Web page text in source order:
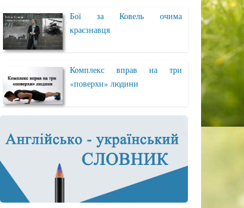
Бої за Ковель очима
краєзнавця
Комплекс вправ на три
«поверхи» людини